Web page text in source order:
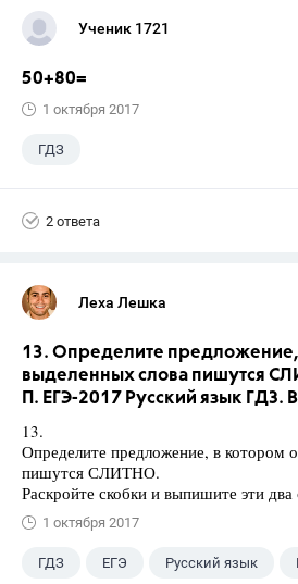
Ученик 1721
50+80=
1 октября 2017
ГДЗ
2 ответа
Леха Лешка
13. Определите
выделенных слова пишутся
П. ЕГЭ-2017 Русский язык ГДЗ.
13.
Определите предложение, в котором
пишутся СЛИТНО.
Раскройте скобки и выпишите эти два
1 октября 2017
ГДЗ ЕГЭ Русский язык